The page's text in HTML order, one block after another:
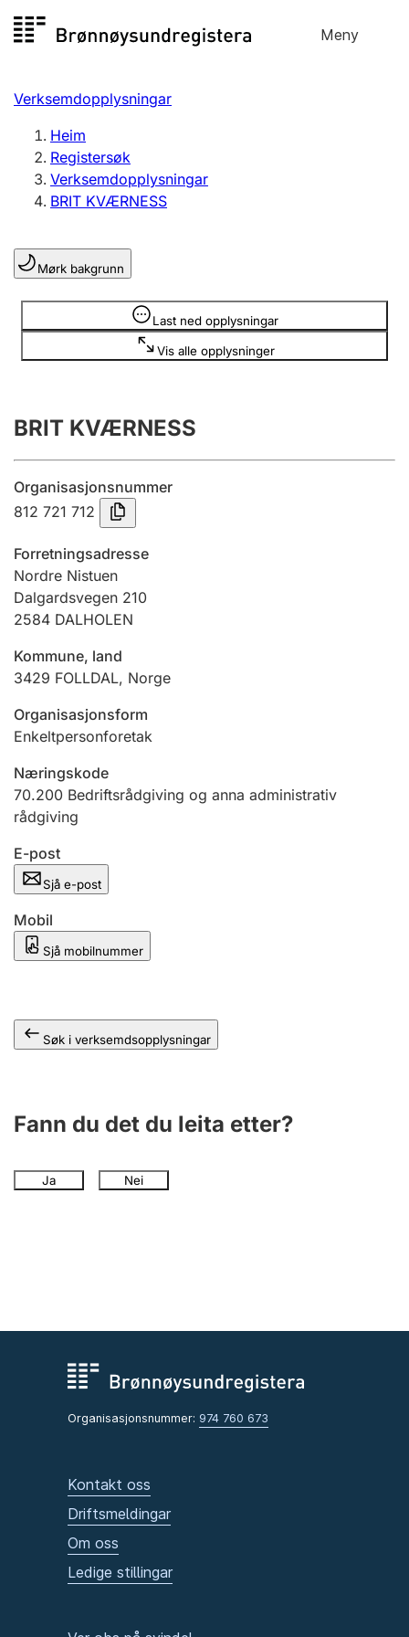
til
Meny
Registersøk
Aksjeselskap
Enkeltpersonføretak
Registrere, endre, slette
Lag og foreining
Registrere, endre, slette
Innsending og forseinkingsgebyr
Tinglysing
Jeger
Betaling og jegeravgiftskort
Ektepaktrettleiaren
Verksemdopplysningar
Heim
Registersøk
Verksemdopplysningar
BRIT KVÆRNESS
Mørk bakgrunn
Last ned opplysningar
Vis alle opplysninger
Opplysninger er skjult
BRIT KVÆRNESS
Organisasjonsnummer
812 721 712
Forretningsadresse
Nordre Nistuen
Dalgardsvegen 210
2584 DALHOLEN
Kommune, land
3429 FOLLDAL, Norge
Organisasjonsform
Enkeltpersonforetak
Næringskode
70.200 Bedriftsrådgiving og anna administrativ
rådgiving
E-post
Sjå e-post
Mobil
Sjå mobilnummer
Søk i verksemdsopplysningar
Fann du det du leita etter?
Ja Nei
Organisasjonsnummer: 974 760 673
Kontakt oss
Driftsmeldingar
Om oss
Ledige stillingar